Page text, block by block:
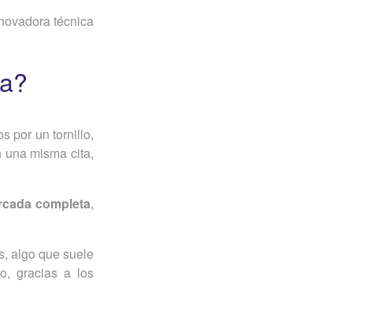
técnica
por un tornillo,
misma cita,
completa,
algo que suele
gracias a los